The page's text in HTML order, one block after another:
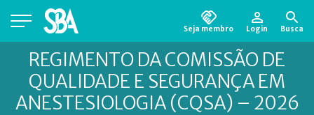
Seja membro Login Busca
Está em busca de algum documento?Clique
para encontrá-lo.
REGIMENTO DA COMISSÃO DE
QUALIDADE E SEGURANÇA EM
ANESTESIOLOGIA (CQSA) – 2026